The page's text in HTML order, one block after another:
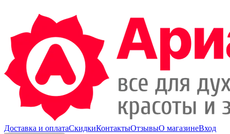
Доставка и оплатаСкидкиКонтактыОтзывыО магазинеВход